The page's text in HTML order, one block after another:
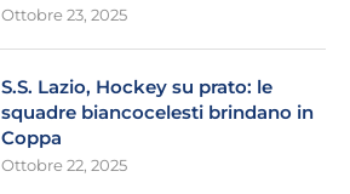
Ottobre 23, 2025
S.S. Lazio, Hockey su prato: le
squadre biancocelesti brindano in
Coppa
Ottobre 22, 2025